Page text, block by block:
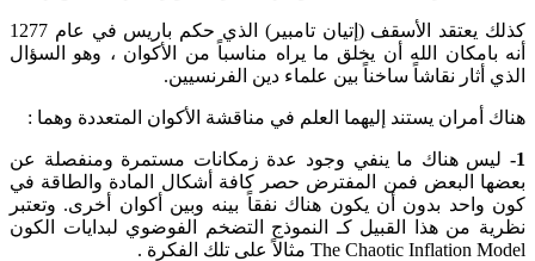
كذلك يعتقد الأسقف (إتيان تامبير) الذي حكم باريس في عام 1277
أنه بامكان الله أن يخلق ما يراه مناسباً من الأكوان ، وهو السؤال
الذي أثار نقاشاً ساخناً بين علماء دين الفرنسيين.
هناك أمران يستند إليهما العلم في مناقشة الأكوان المتعددة وهما :
1-
ليس هناك ما ينفي وجود عدة زمكانات مستمرة ومنفصلة عن
بعضها البعض فمن المفترض حصر كافة أشكال المادة والطاقة في
كون واحد بدون أن يكون هناك نفقاً بينه وبين أكوان أخرى. وتعتبر
نظرية من هذا القبيل كـ النموذج التضخم الفوضوي لبدايات الكون
The Chaotic Inflation Model مثالاً على تلك الفكرة .